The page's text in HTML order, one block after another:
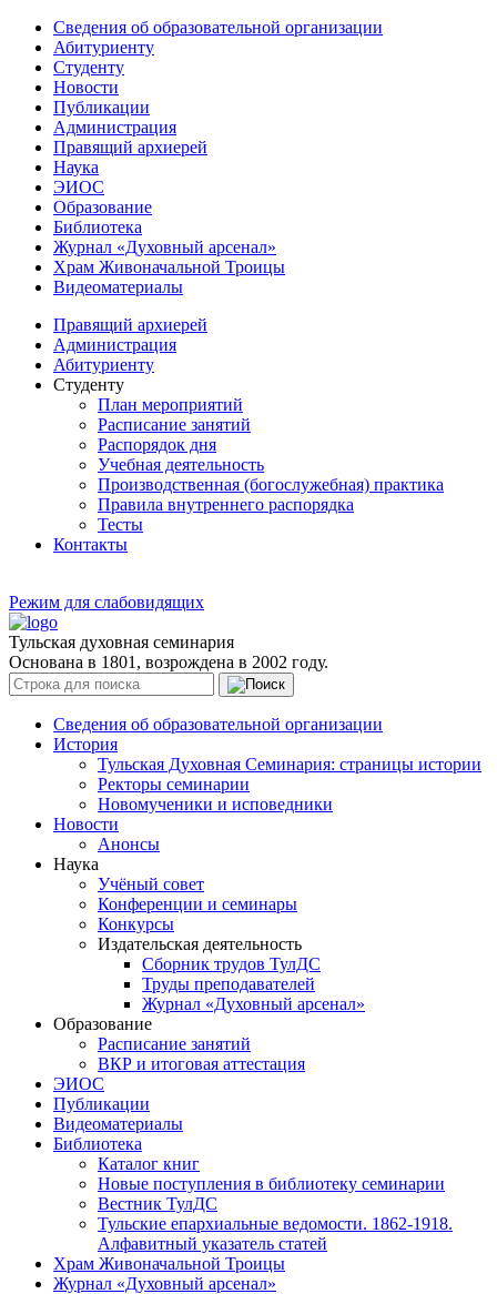
Сведения об образовательной организации
Абитуриенту
Студенту
Новости
Публикации
Администрация
Правящий архиерей
Наука
ЭИОС
Образование
Библиотека
Журнал «Духовный арсенал»
Храм Живоначальной Троицы
Видеоматериалы
Правящий архиерей
Администрация
Абитуриенту
Студенту
План мероприятий
Расписание занятий
Распорядок дня
Учебная деятельность
Производственная (богослужебная) практика
Правила внутреннего распорядка
Тесты
Контакты
Режим для слабовидящих
Тульская духовная семинария
Основана в 1801, возрождена в 2002 году.
Сведения об образовательной организации
История
Тульская Духовная Семинария: страницы истории
Ректоры семинарии
Новомученики и исповедники
Новости
Анонсы
Наука
Учёный совет
Конференции и семинары
Конкурсы
Издательская деятельность
Сборник трудов ТулДС
Труды преподавателей
Журнал «Духовный арсенал»
Образование
Расписание занятий
ВКР и итоговая аттестация
ЭИОС
Публикации
Видеоматериалы
Библиотека
Каталог книг
Новые поступления в библиотеку семинарии
Вестник ТулДС
Тульские епархиальные ведомости. 1862-1918.
Алфавитный указатель статей
Храм Живоначальной Троицы
Журнал «Духовный арсенал»